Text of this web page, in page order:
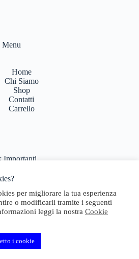
Menu
Home
Chi Siamo
Shop
Contatti
Carrello
Importanti
di Reso
& Spedizioni
di utilizzo
Policy
Frequenti
Longhi Rita - Web powered by
per migliorare la tua esperienza
o modificarli tramite i seguenti
leggi la nostra Cookie
i cookie